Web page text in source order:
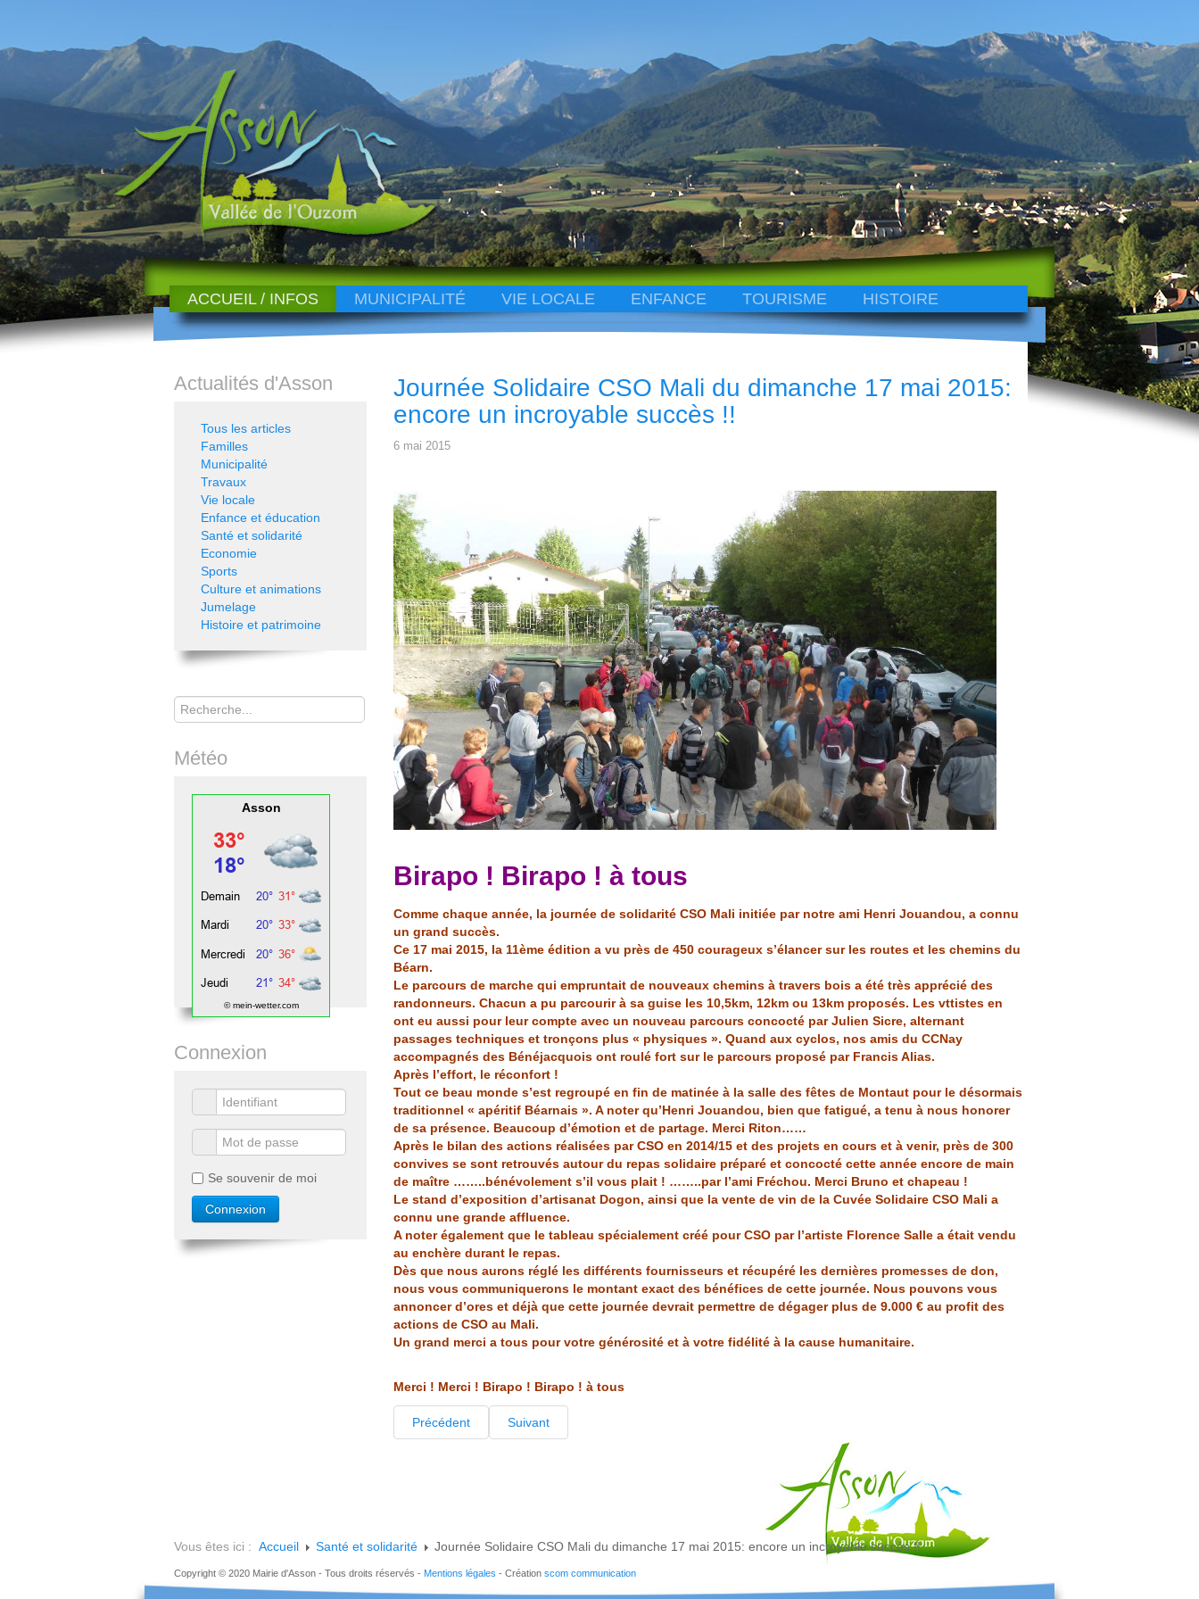
ACCUEIL / INFOS MUNICIPALITÉ VIE LOCALE ENFANCE TOURISME HISTOIRE
Journée Solidaire CSO Mali du dimanche 17 mai 2015:
encore un incroyable succès !!
6 mai 2015
Birapo ! Birapo ! à tous
Comme chaque année, la journée de solidarité CSO Mali initiée par notre ami Henri Jouandou, a connu
un grand succès.
Ce 17 mai 2015, la 11ème édition a vu près de 450 courageux s’élancer sur les routes et les chemins du
Béarn.
Le parcours de marche qui empruntait de nouveaux chemins à travers bois a été très apprécié des
randonneurs. Chacun a pu parcourir à sa guise les 10,5km, 12km ou 13km proposés. Les vttistes en
ont eu aussi pour leur compte avec un nouveau parcours concocté par Julien Sicre, alternant
passages techniques et tronçons plus « physiques ». Quand aux cyclos, nos amis du CCNay
accompagnés des Bénéjacquois ont roulé fort sur le parcours proposé par Francis Alias.
Après l’effort, le réconfort !
Tout ce beau monde s’est regroupé en fin de matinée à la salle des fêtes de Montaut pour le désormais
traditionnel « apéritif Béarnais ». A noter qu’Henri Jouandou, bien que fatigué, a tenu à nous honorer
de sa présence. Beaucoup d’émotion et de partage. Merci Riton……
Après le bilan des actions réalisées par CSO en 2014/15 et des projets en cours et à venir, près de 300
convives se sont retrouvés autour du repas solidaire préparé et concocté cette année encore de main
de maître ……..bénévolement s’il vous plait ! ……..par l’ami Fréchou. Merci Bruno et chapeau !
Le stand d’exposition d’artisanat Dogon, ainsi que la vente de vin de la Cuvée Solidaire CSO Mali a
connu une grande affluence.
A noter également que le tableau spécialement créé pour CSO par l’artiste Florence Salle a était vendu
au enchère durant le repas.
Dès que nous aurons réglé les différents fournisseurs et récupéré les dernières promesses de don,
nous vous communiquerons le montant exact des bénéfices de cette journée. Nous pouvons vous
annoncer d’ores et déjà que cette journée devrait permettre de dégager plus de 9.000 € au profit des
actions de CSO au Mali.
Un grand merci a tous pour votre générosité et à votre fidélité à la cause humanitaire.
Merci ! Merci ! Birapo ! Birapo ! à tous
Précédent Suivant
Actualités d'Asson
Tous les articles
Familles
Municipalité
Travaux
Vie locale
Enfance et éducation
Santé et solidarité
Economie
Sports
Culture et animations
Jumelage
Histoire et patrimoine
Rechercher
Météo
Asson
© mein-wetter.com
Connexion
Se souvenir de moi
Vous êtes ici : Accueil Santé et solidarité Journée Solidaire CSO Mali du dimanche 17 mai 2015: encore un incroyable succès !!
Copyright © 2020 Mairie d'Asson - Tous droits réservés - Mentions légales - Création scom communication